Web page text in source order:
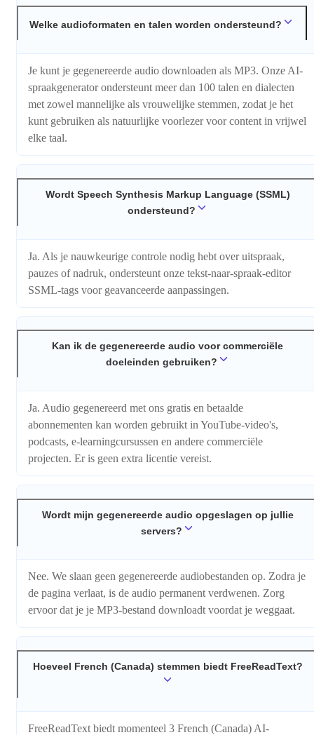
Welke audioformaten en talen worden ondersteund?
Je kunt je gegenereerde audio downloaden als MP3. Onze AI-
spraakgenerator ondersteunt meer dan 100 talen en dialecten
met zowel mannelijke als vrouwelijke stemmen, zodat je het
kunt gebruiken als natuurlijke voorlezer voor content in vrijwel
elke taal.
Wordt Speech Synthesis Markup Language (SSML)
ondersteund?
Ja. Als je nauwkeurige controle nodig hebt over uitspraak,
pauzes of nadruk, ondersteunt onze tekst-naar-spraak-editor
SSML-tags voor geavanceerde aanpassingen.
Kan ik de gegenereerde audio voor commerciële
doeleinden gebruiken?
Ja. Audio gegenereerd met ons gratis en betaalde
abonnementen kan worden gebruikt in YouTube-video's,
podcasts, e-learningcursussen en andere commerciële
projecten. Er is geen extra licentie vereist.
Wordt mijn gegenereerde audio opgeslagen op jullie
servers?
Nee. We slaan geen gegenereerde audiobestanden op. Zodra je
de pagina verlaat, is de audio permanent verdwenen. Zorg
ervoor dat je je MP3-bestand downloadt voordat je weggaat.
Hoeveel French (Canada) stemmen biedt FreeReadText?
FreeReadText biedt momenteel 3 French (Canada) AI-